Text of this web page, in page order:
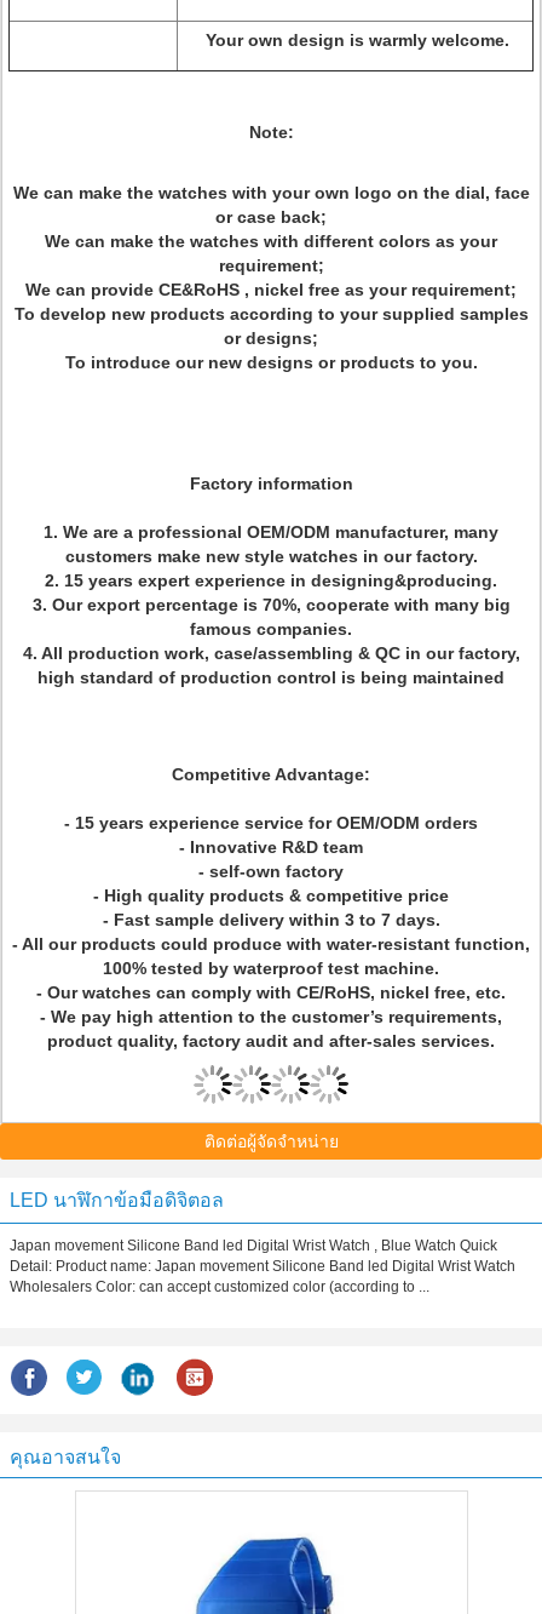
Your own design is warmly welcome.
Note:
We can make the watches with your own logo on the dial, face
or case back;
We can make the watches with different colors as your
requirement;
We can provide CE&RoHS , nickel free as your requirement;
To develop new products according to your supplied samples
or designs;
To introduce our new designs or products to you.
Factory information
1. We are a professional OEM/ODM manufacturer, many
customers make new style watches in our factory.
2. 15 years expert experience in designing&producing.
3. Our export percentage is 70%, cooperate with many big
famous companies.
4. All production work, case/assembling & QC in our factory,
high standard of production control is being maintained
Competitive Advantage:
- 15 years experience service for OEM/ODM orders
- Innovative R&D team
- self-own factory
- High quality products & competitive price
- Fast sample delivery within 3 to 7 days.
- All our products could produce with water-resistant function,
100% tested by waterproof test machine.
- Our watches can comply with CE/RoHS, nickel free, etc.
- We pay high attention to the customer’s requirements,
product quality, factory audit and after-sales services.
ติดต่อผู้จัดจำหน่าย
LED นาฬิกาข้อมือดิจิตอล
Japan movement Silicone Band led Digital Wrist Watch , Blue Watch Quick
Detail: Product name: Japan movement Silicone Band led Digital Wrist Watch
Wholesalers Color: can accept customized color (according to ...
คุณอาจสนใจ